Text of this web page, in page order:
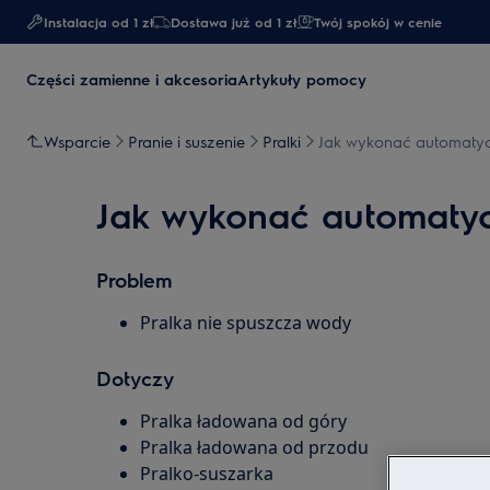
Instalacja od 1 zł Dostawa już od 1 zł​ Twój spokój w cenie
Części zamienne i akcesoriaArtykuły pomocy
Wsparcie Pranie i suszenie Pralki Jak wykonać
Jak wykonać
Problem
Pralka nie spuszcza wody
Dotyczy
Pralka ładowana od góry
Pralka ładowana od przodu
Pralko-suszarka